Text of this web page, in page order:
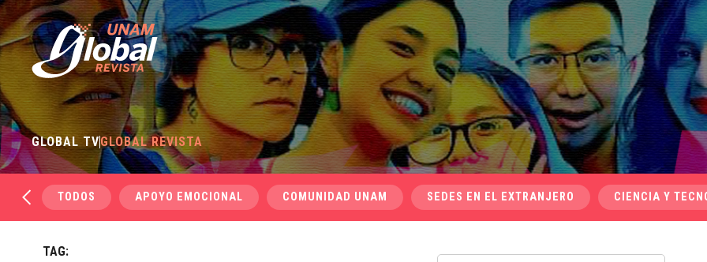
GLOBAL TVGLOBAL REVISTA
TODOS APOYO EMOCIONAL COMUNIDAD UNAM SEDES EN EL EXTRANJERO CIENCIA Y
TAG: